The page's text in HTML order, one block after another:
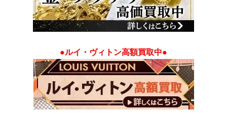
●ルイ・ヴィトン高額買取中●